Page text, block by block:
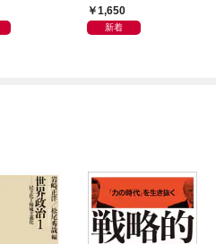
1,650
新着